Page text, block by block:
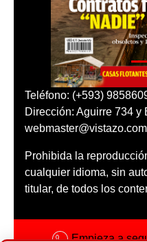
Teléfono: (+593)
Dirección: Aguirre 734 y
webmaster@vistazo.com
Prohibida la
cualquier idioma, sin
titular, de todos los
Empieza a